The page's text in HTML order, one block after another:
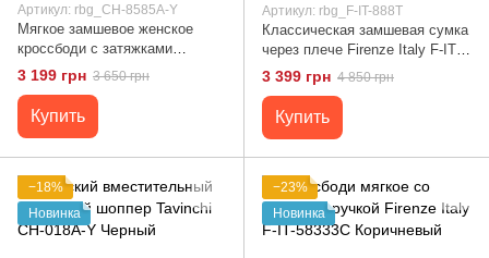
Артикул: rbg_CH-8585A-Y
Мягкое замшевое женское
кроссбоди с затяжками
Tavinchi CH-8585A-Y Черный
3 199 грн 3 650 грн
Купить
Артикул: rbg_F-IT-888T
Классическая замшевая сумка
через плече Firenze Italy F-IT-
888T тауп
3 399 грн 4 850 грн
Купить
−18%
Новинка
−23%
Новинка